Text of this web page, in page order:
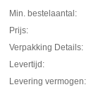
Min. bestelaantal:
Prijs:
Verpakking Details:
Levertijd:
Levering vermogen: